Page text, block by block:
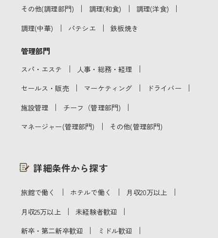
その他(調理部門) ｜ 調理(和食) ｜ 調理(洋食) ｜
調理(中華) ｜ パテシエ ｜ 鉄板焼き
管理部門
スパ・エステ ｜ 人事・総務・経理 ｜
セールス・販売 ｜ マーケティング ｜ ドライバー ｜
施設管理 ｜ チーフ（管理部門) ｜
マネージャー(管理部門) ｜ その他(管理部門)
詳細条件から探す
旅館で働く ｜ ホテルで働く ｜ 月収20万以上 ｜
月収25万以上 ｜ 未経験者歓迎 ｜
新卒・第二新卒歓迎 ｜ ミドル歓迎 ｜